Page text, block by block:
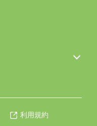
利用規約